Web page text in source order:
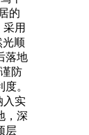
的
用
光顺
落地
防
。
入实
，深
层